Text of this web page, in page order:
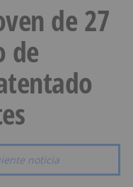
de 27
de
noticia